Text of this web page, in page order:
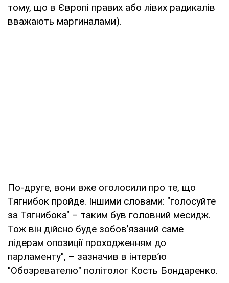
тому, що в Європі правих або лівих радикалів
вважають маргиналами).
По-друге, вони вже оголосили про те, що
Тягнибок пройде. Іншими словами: "голосуйте
за Тягнибока" – таким був головний месидж.
Тож він дійсно буде зобов’язаний саме
лідерам опозиції проходженням до
парламенту", – зазначив в інтерв’ю
"Обозревателю" політолог Кость Бондаренко.